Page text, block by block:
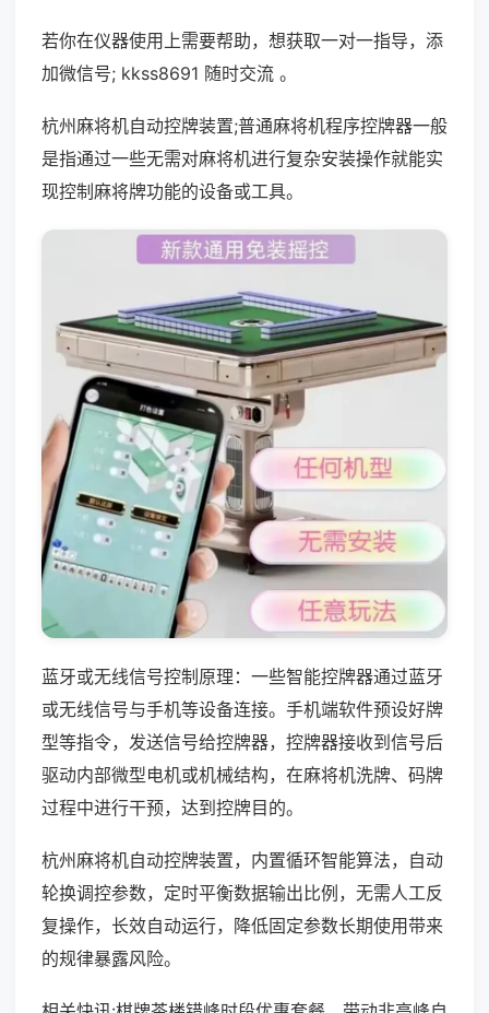
若你在仪器使用上需要帮助，想获取一对一指导，添
加微信号; kkss8691 随时交流 。
杭州麻将机自动控牌装置;普通麻将机程序控牌器一般
是指通过一些无需对麻将机进行复杂安装操作就能实
现控制麻将牌功能的设备或工具。
蓝牙或无线信号控制原理：一些智能控牌器通过蓝牙
或无线信号与手机等设备连接。手机端软件预设好牌
型等指令，发送信号给控牌器，控牌器接收到信号后
驱动内部微型电机或机械结构，在麻将机洗牌、码牌
过程中进行干预，达到控牌目的。
杭州麻将机自动控牌装置，内置循环智能算法，自动
轮换调控参数，定时平衡数据输出比例，无需人工反
复操作，长效自动运行，降低固定参数长期使用带来
的规律暴露风险。